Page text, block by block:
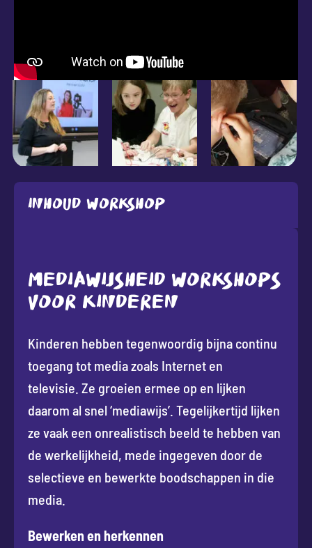
Inhoud workshop
MEDIAWIJSHEID WORKSHOPS
VOOR KINDEREN
Kinderen hebben tegenwoordig bijna continu
toegang tot media zoals Internet en
televisie. Ze groeien ermee op en lijken
daarom al snel ‘mediawijs’. Tegelijkertijd lijken
ze vaak een onrealistisch beeld te hebben van
de werkelijkheid, mede ingegeven door de
selectieve en bewerkte boodschappen in die
media.
Bewerken en herkennen